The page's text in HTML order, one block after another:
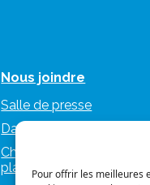
Pour offrir les meilleures
Nous joindre
Salle de presse
Dans les médias
Charte d’utilisation des
plateformes numériques